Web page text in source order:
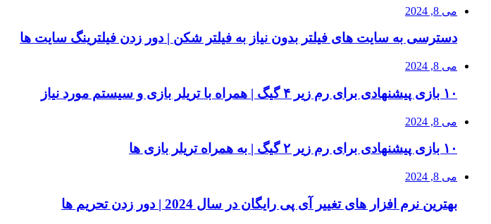
می 8, 2024
دسترسی به سایت های فیلتر بدون نیاز به فیلتر شکن | دور زدن فیلترینگ سایت ها
می 8, 2024
۱۰ بازی پیشنهادی برای رم زیر ۴ گیگ | همراه با تریلر بازی و سیستم مورد نیاز
می 8, 2024
۱۰ بازی پیشنهادی برای رم زیر ۲ گیگ | به همراه تریلر بازی ها
می 8, 2024
بهترین نرم افزار های تغییر آی پی رایگان در سال 2024 | دور زدن تحریم ها